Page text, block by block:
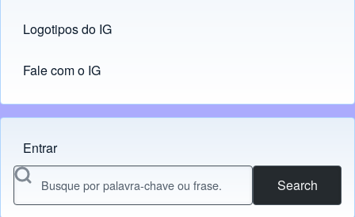
Logotipos do IG
(opens in new tab)
Fale com o IG
Menu do usuário
Entrar
Search